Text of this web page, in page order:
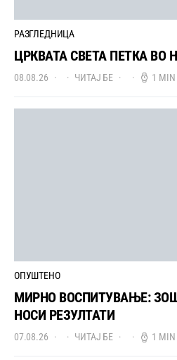
РАЗГЛЕДНИЦА
ЦРКВАТА СВЕТА ПЕТКА ВО
08.08.26 ЧИТАЈ БЕ 1 MIN
ОПУШТЕНО
МИРНО ВОСПИТУВАЊЕ:
НОСИ РЕЗУЛТАТИ
07.08.26 ЧИТАЈ БЕ 1 MIN